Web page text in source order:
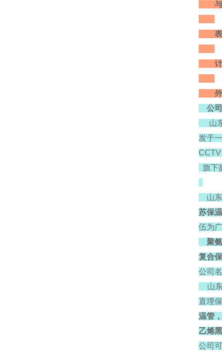
与管
表中
计算
外径
公
山东
发于
旗下
山东
苏保
伍为
聚氨
复合
公司
山东
直埋
温管
乙烯
公司